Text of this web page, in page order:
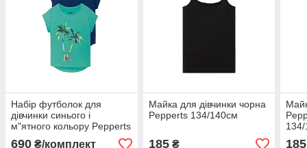
Набір футболок для
дівчинки синього і
м"ятного кольору Pepperts
(Німеччина) р. 134/140см
690 ₴/комплект
Майка для дівчинки чорна
Pepperts 134/140см
185₴ 185